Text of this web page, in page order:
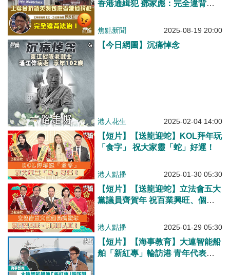
香港通緝犯 鄧家彪：完全違背法
焦點新聞 2025-08-19 20:00
【今日網圖】沉痛悼念
港人花生 2025-02-04 14:00
【短片】【送龍迎蛇】KOL拜年玩
「食字」 祝大家靈「蛇」好運！
港人點播 2025-01-30 05:30
【短片】【送龍迎蛇】立法會五大
黨議員齊賀年 祝百業興旺、個個
港人點播 2025-01-29 05:30
【短片】【海事教育】大連智能船
舶「新紅專」輪訪港 青年代表參